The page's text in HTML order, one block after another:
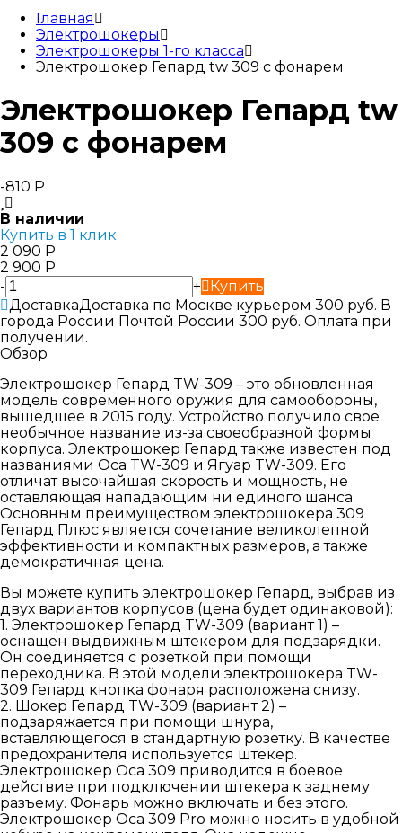
Главная
Электрошокеры
Электрошокеры 1-го класса
Электрошокер Гепард tw 309 с фонарем
Электрошокер Гепард tw
309 с фонарем
-810 Р
В наличии
Купить в 1 клик
2 090 Р
2 900 Р
-
+
Купить
ДоставкаДоставка по Москве курьером 300 руб. В
города России Почтой России 300 руб. Оплата при
получении.
Обзор
Электрошокер Гепард TW-309 – это обновленная
модель современного оружия для самообороны,
вышедшее в 2015 году. Устройство получило свое
необычное название из-за своеобразной формы
корпуса. Электрошокер Гепард также известен под
названиями Оса TW-309 и Ягуар TW-309. Его
отличат высочайшая скорость и мощность, не
оставляющая нападающим ни единого шанса.
Основным преимуществом электрошокера 309
Гепард Плюс является сочетание великолепной
эффективности и компактных размеров, а также
демократичная цена.
Вы можете купить электрошокер Гепард, выбрав из
двух вариантов корпусов (цена будет одинаковой):
1. Электрошокер Гепард TW-309 (вариант 1) –
оснащен выдвижным штекером для подзарядки.
Он соединяется с розеткой при помощи
переходника. В этой модели электрошокера TW-
309 Гепард кнопка фонаря расположена снизу.
2. Шокер Гепард TW-309 (вариант 2) –
подзаряжается при помощи шнура,
вставляющегося в стандартную розетку. В качестве
предохранителя используется штекер.
Электрошокер Оса 309 приводится в боевое
действие при подключении штекера к заднему
разъему. Фонарь можно включать и без этого.
Электрошокер Оса 309 Pro можно носить в удобной